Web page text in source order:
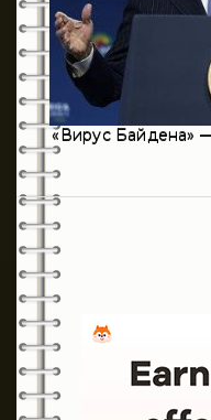
«Вирус Байдена»